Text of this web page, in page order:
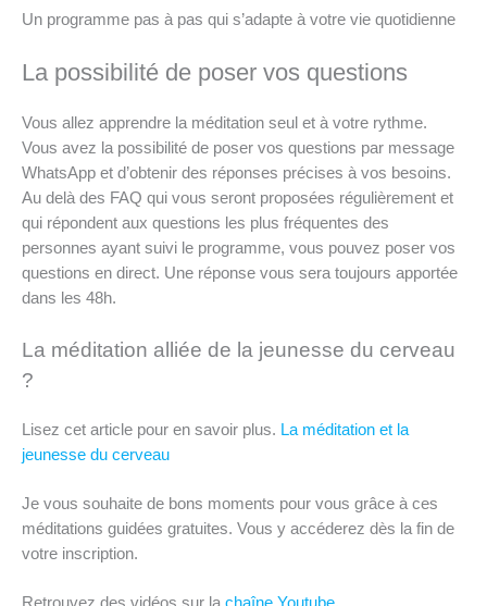
Un programme pas à pas qui s’adapte à votre vie quotidienne
La possibilité de poser vos questions
Vous allez apprendre la méditation seul et à votre rythme.
Vous avez la possibilité de poser vos questions par message
WhatsApp et d’obtenir des réponses précises à vos besoins.
Au delà des FAQ qui vous seront proposées régulièrement et
qui répondent aux questions les plus fréquentes des
personnes ayant suivi le programme, vous pouvez poser vos
questions en direct. Une réponse vous sera toujours apportée
dans les 48h.
La méditation alliée de la jeunesse du cerveau
?
Lisez cet article pour en savoir plus. La méditation et la
jeunesse du cerveau
Je vous souhaite de bons moments pour vous grâce à ces
méditations guidées gratuites. Vous y accéderez dès la fin de
votre inscription.